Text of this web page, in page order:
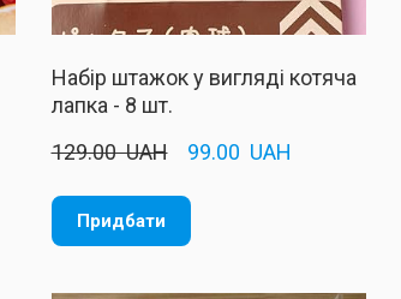
Набір штажок у вигляді котяча
лапка - 8 шт.
129.00  UAH
99.00  UAH
Придбати